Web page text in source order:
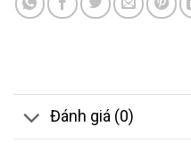
Đánh giá (0)